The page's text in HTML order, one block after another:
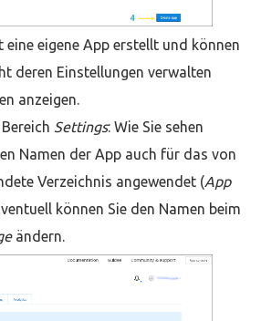
eine eigene App erstellt und können
deren Einstellungen verwalten
anzeigen.
Settings: Wie Sie sehen
Namen der App auch für das von
Verzeichnis angewendet (App
können Sie den Namen beim
ändern.